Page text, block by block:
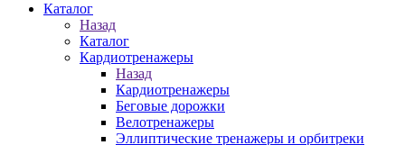
Каталог
Назад
Каталог
Кардиотренажеры
Назад
Кардиотренажеры
Беговые дорожки
Велотренажеры
Эллиптические тренажеры и орбитреки